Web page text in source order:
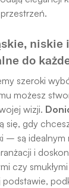
do
szeroki
możesz
wizji.
się, gdy
– są
i
czy
podstawie,